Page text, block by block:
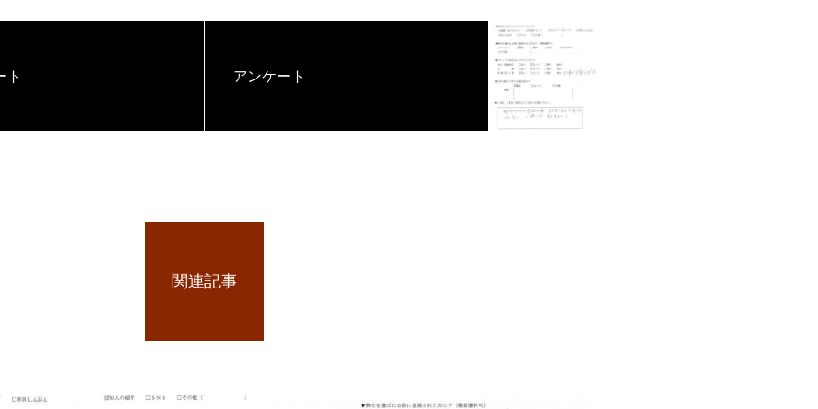
ト アンケート
関連記事